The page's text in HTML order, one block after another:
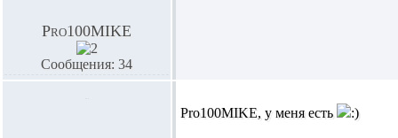
Pro100MIKE
Сообщения: 34
Pro100MIKE, у меня есть